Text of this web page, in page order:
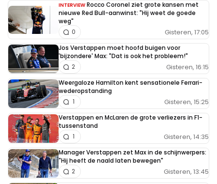
INTERVIEW Rocco Coronel ziet grote kansen met
nieuwe Red Bull-aanwinst: "Hij weet de goede
weg"
Gisteren, 17:05
0
Jos Verstappen moet hoofd buigen voor
'bijzondere' Max: "Dat is ook het probleem!"
Gisteren, 16:15
2
Weergaloze Hamilton kent sensationele Ferrari-
wederopstanding
Gisteren, 15:25
1
Verstappen en McLaren de grote verliezers in F1-
tussenstand
Gisteren, 14:35
1
Manager Verstappen zet Max in de schijnwerpers:
"Hij heeft de naald laten bewegen"
Gisteren, 13:45
2